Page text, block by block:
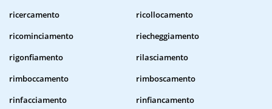
ricercamento
ricollocamento
ricominciamento
riecheggiamento
rigonfiamento
rilasciamento
rimboccamento
rimboscamento
rinfacciamento
rinfiancamento